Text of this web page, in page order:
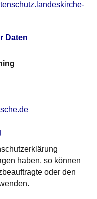
Daten
haben, so können
oder den